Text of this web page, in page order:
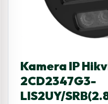
Kamera IP
2CD2347G3-
LIS2UY/